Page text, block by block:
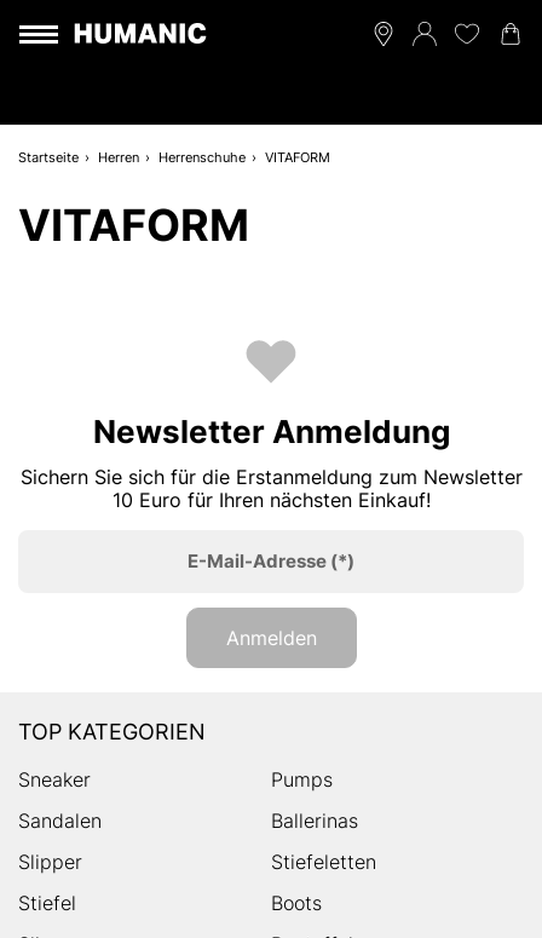
Startseite Herren Herrenschuhe VITAFORM
VITAFORM
Newsletter Anmeldung
Sichern Sie sich für die Erstanmeldung zum Newsletter
10 Euro für Ihren nächsten Einkauf!
E-Mail-Adresse (*)
Anmelden
TOP KATEGORIEN
Sneaker
Pumps
Sandalen
Ballerinas
Slipper
Stiefeletten
Stiefel
Boots